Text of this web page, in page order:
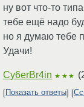
ну вот что-то
тебе ещё надо
но я думаю тебе
Удачи!
Cy6erBr4in ★★★ (
Показать ответы